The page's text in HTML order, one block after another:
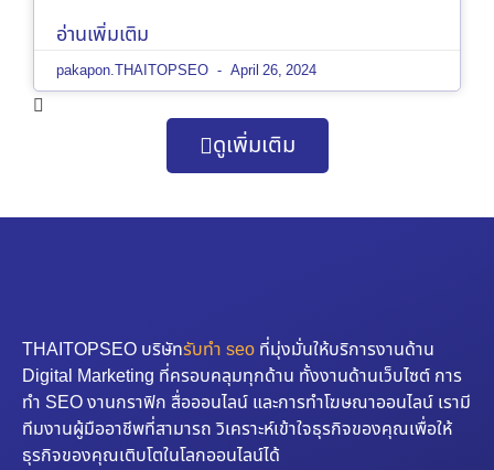
อ่านเพิ่มเติม
pakapon.THAITOPSEO April 26, 2024
ดูเพิ่มเติม
THAITOPSEO บริษัทรับทำ seo ที่มุ่งมั่นให้บริการงานด้าน
Digital Marketing ที่ครอบคลุมทุกด้าน ทั้งงานด้านเว็บไซต์ การ
ทำ SEO งานกราฟิก สื่อออนไลน์ และการทำโฆษณาออนไลน์ เรามี
ทีมงานผู้มืออาชีพที่สามารถ วิเคราะห์เข้าใจธุรกิจของคุณเพื่อให้
ธุรกิจของคุณเติบโตในโลกออนไลน์ได้